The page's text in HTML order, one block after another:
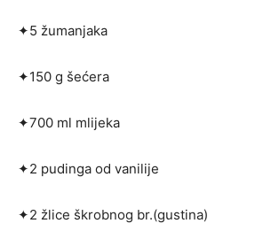
✦5 žumanjaka
✦150 g šećera
✦700 ml mlijeka
✦2 pudinga od vanilije
✦2 žlice škrobnog br.(gustina)